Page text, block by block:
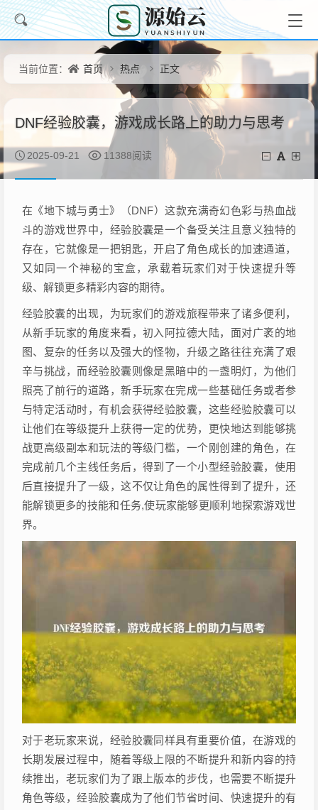
当前位置： 首页 热点 正文
DNF经验胶囊，游戏成长路上的助力与思考
2025-09-21 11388阅读
在《地下城与勇士》（DNF）这款充满奇幻色彩与热血战
斗的游戏世界中，经验胶囊是一个备受关注且意义独特的
存在，它就像是一把钥匙，开启了角色成长的加速通道，
又如同一个神秘的宝盒，承载着玩家们对于快速提升等
级、解锁更多精彩内容的期待。
经验胶囊的出现，为玩家们的游戏旅程带来了诸多便利，
从新手玩家的角度来看，初入阿拉德大陆，面对广袤的地
图、复杂的任务以及强大的怪物，升级之路往往充满了艰
辛与挑战，而经验胶囊则像是黑暗中的一盏明灯，为他们
照亮了前行的道路，新手玩家在完成一些基础任务或者参
与特定活动时，有机会获得经验胶囊，这些经验胶囊可以
让他们在等级提升上获得一定的优势，更快地达到能够挑
战更高级副本和玩法的等级门槛，一个刚创建的角色，在
完成前几个主线任务后，得到了一个小型经验胶囊，使用
后直接提升了一级，这不仅让角色的属性得到了提升，还
能解锁更多的技能和任务,使玩家能够更顺利地探索游戏世
界。
对于老玩家来说，经验胶囊同样具有重要价值，在游戏的
长期发展过程中，随着等级上限的不断提升和新内容的持
续推出，老玩家们为了跟上版本的步伐，也需要不断提升
角色等级，经验胶囊成为了他们节省时间、快速提升的有